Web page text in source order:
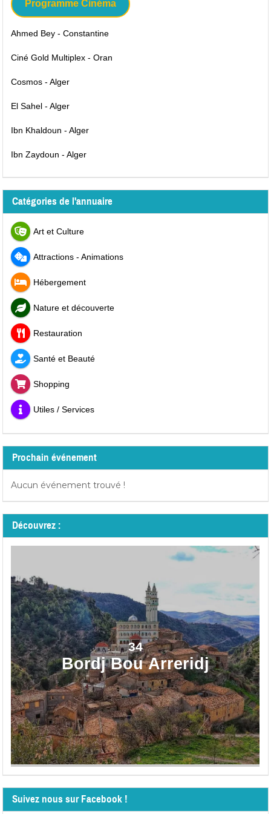
Programme Cinéma
Ahmed Bey - Constantine
Ciné Gold Multiplex - Oran
Cosmos - Alger
El Sahel - Alger
Ibn Khaldoun - Alger
Ibn Zaydoun - Alger
Catégories de l'annuaire
Art et Culture
Attractions - Animations
Hébergement
Nature et découverte
Restauration
Santé et Beauté
Shopping
Utiles / Services
Prochain événement
Aucun événement trouvé !
Découvrez :
34
Bordj Bou Arreridj
Suivez nous sur Facebook !